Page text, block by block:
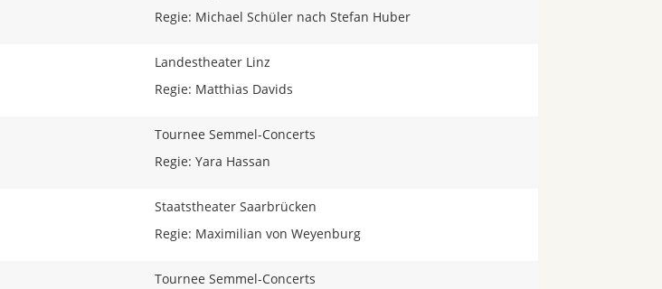
Regie: Michael Schüler nach Stefan Huber
Landestheater Linz
Regie: Matthias Davids
Tournee Semmel-Concerts
Regie: Yara Hassan
Staatstheater Saarbrücken
Regie: Maximilian von Weyenburg
Tournee Semmel-Concerts